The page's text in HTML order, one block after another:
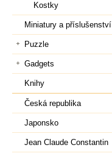
Kostky
Miniatury a příslušenství
Puzzle
Gadgets
Knihy
Česká republika
Japonsko
Jean Claude Constantin